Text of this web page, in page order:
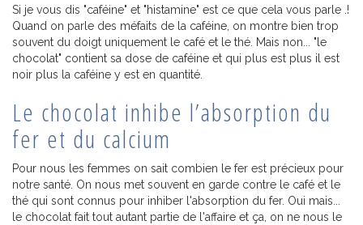
Si je vous dis "caféine" et "histamine" est ce que cela vous parle .!
Quand on parle des méfaits de la caféine, on montre bien trop
souvent du doigt uniquement le café et le thé. Mais non... "le
chocolat" contient sa dose de caféine et qui plus est plus il est
noir plus la caféine y est en quantité.
Le chocolat inhibe l’absorption du
fer et du calcium
Pour nous les femmes on sait combien le fer est précieux pour
notre santé. On nous met souvent en garde contre le café et le
thé qui sont connus pour inhiber l'absorption du fer. Oui mais...
le chocolat fait tout autant partie de l'affaire et ça, on ne nous le